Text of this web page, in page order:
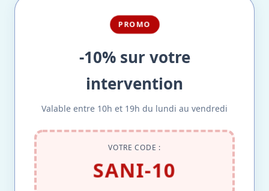
PROMO
-10% sur votre
intervention
Valable entre 10h et 19h du lundi au vendredi
VOTRE CODE :
SANI-10